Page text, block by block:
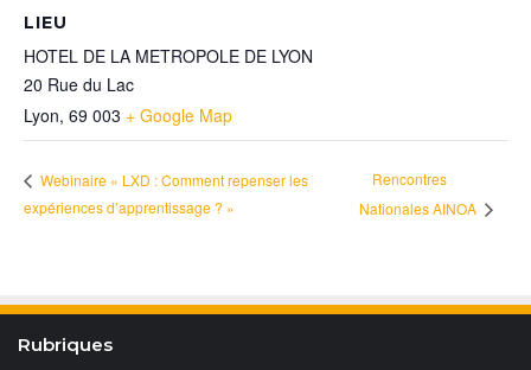
LIEU
HOTEL DE LA METROPOLE DE LYON
20 Rue du Lac
Lyon, 69 003 + Google Map
Webinaire « LXD : Comment repenser les
expériences d’apprentissage ? »
Rencontres
Nationales AINOA
Rubriques